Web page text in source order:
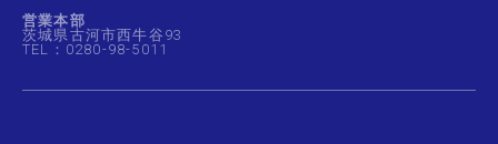
営業本部
茨城県古河市西牛谷93
TEL：0280-98-5011